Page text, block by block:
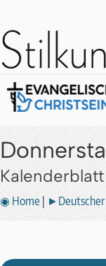
◉ Home ►Deutscher